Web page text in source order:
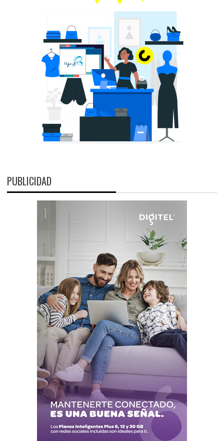
PUBLICIDAD